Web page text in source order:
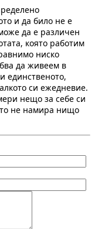
и да било не е
да е различен
която работим
ниско
да живеем в
единственото,
си ежедневие.
нещо за себе си
не намира нищо